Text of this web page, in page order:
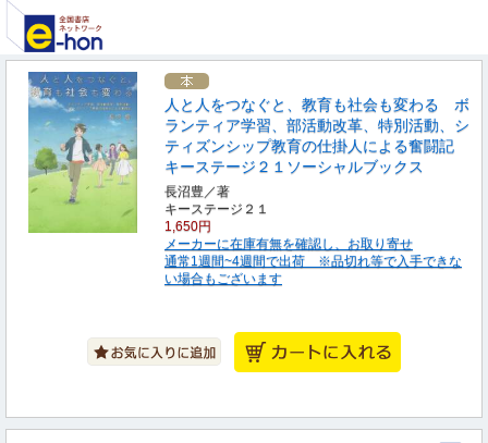
人と人をつなぐと、教育も社会も変わる ボ
ランティア学習、部活動改革、特別活動、シ
ティズンシップ教育の仕掛人による奮闘記
キーステージ２１ソーシャルブックス
長沼豊／著
キーステージ２１
1,650円
メーカーに在庫有無を確認し、お取り寄せ
通常1週間~4週間で出荷 ※品切れ等で入手できな
い場合もございます